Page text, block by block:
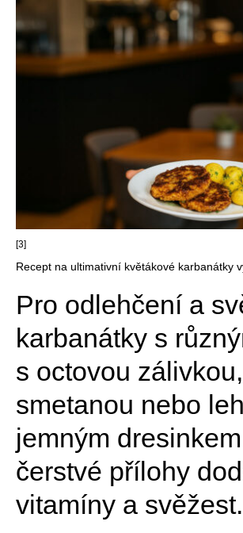
[3]
Recept na ultimativní květákové karbanátky
Pro odlehčení a
karbanátky s
s octovou
smetanou nebo
jemným
čerstvé přílohy
vitamíny a svěžest.